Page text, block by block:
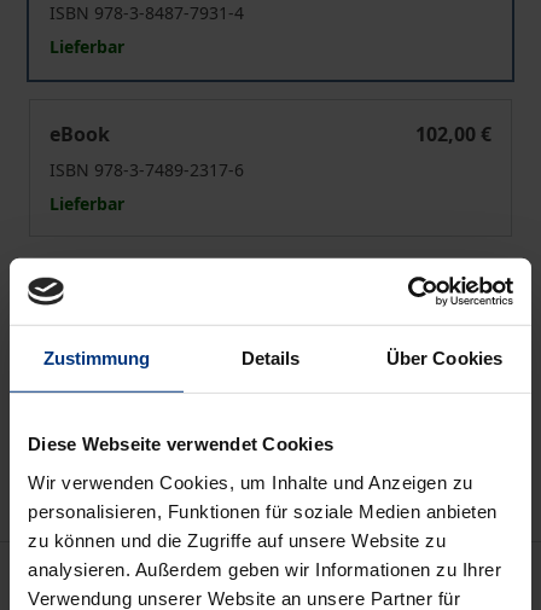
Zustimmung Details Über Cookies
Diese Webseite verwendet Cookies
Wir verwenden Cookies, um Inhalte und Anzeigen zu
personalisieren, Funktionen für soziale Medien anbieten
zu können und die Zugriffe auf unsere Website zu
analysieren. Außerdem geben wir Informationen zu Ihrer
Verwendung unserer Website an unsere Partner für
ISBN 978-3-8487-7931-4
Lieferbar
eBook
102,00 €
ISBN 978-3-7489-2317-6
Lieferbar
Preisangaben inkl. MwSt. Abhängig von der Lieferadresse
kann die MwSt. an der Kasse variieren.
Hinweise zu Versandkosten
Beschreibung